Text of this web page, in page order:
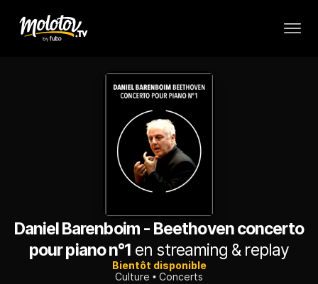
Daniel Barenboim - Beethoven concerto
pour piano n°1 en streaming & replay
Bientôt disponible
Culture
Concerts